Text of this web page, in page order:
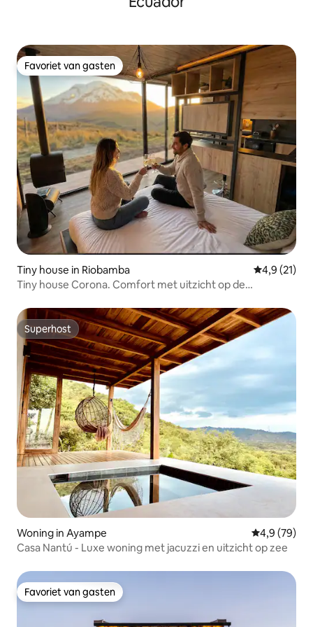
Favoriet van gasten
Favoriet van gasten
Tiny house in Riobamba
4,9 (21)
Tiny house Corona. Comfort met uitzicht op de
Superhost
Superhost
Woning in Ayampe Gemiddelde
4,9 (79)
Casa Nantú - Luxe woning met jacuzzi en uitzicht op zee
Favoriet van gasten
Favoriet van gasten